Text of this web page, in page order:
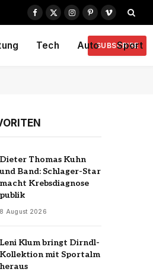
Facebook
X
Instagram
PinterestVimeo
Tech Auto Sport
SUBSCRIBE
Dieter Thomas Kuhn
und Band: Schlager-Star
macht Krebsdiagnose
publik
8 August 2026
Leni Klum bringt Dirndl-
Kollektion mit Sportalm
heraus